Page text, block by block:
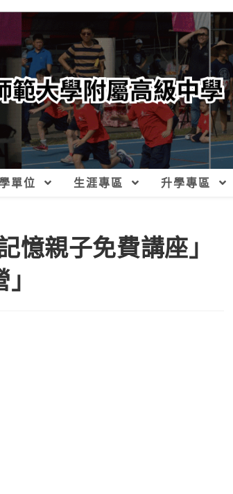
單位 生涯專區 升學專區
憶親子免費講座」